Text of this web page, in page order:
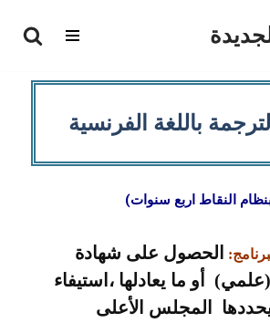
باللغة الفرنسية
(النقاط اربع سنوات
الحصول على شهادة
(علمي) أو ما يعادلها ،استيفاء
المجلس الأعلى